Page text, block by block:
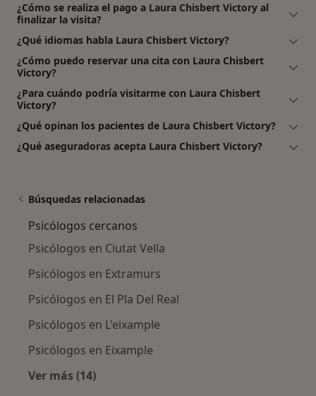
¿Cómo se realiza el pago a Laura Chisbert Victory al
finalizar la visita?
¿Qué idiomas habla Laura Chisbert Victory?
¿Cómo puedo reservar una cita con Laura Chisbert
Victory?
¿Para cuándo podría visitarme con Laura Chisbert
Victory?
¿Qué opinan los pacientes de Laura Chisbert Victory?
¿Qué aseguradoras acepta Laura Chisbert Victory?
Búsquedas relacionadas
Psicólogos cercanos
Psicólogos en Ciutat Vella
Psicólogos en Extramurs
Psicólogos en El Pla Del Real
Psicólogos en L'eixample
Psicólogos en Eixample
Ver más (14)